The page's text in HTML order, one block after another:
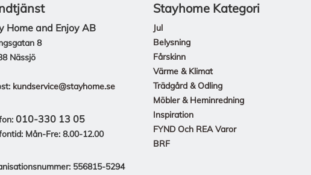
Home and Enjoy AB
8
Nässjö
kundservice@stayhome.se
010-330 13 05
Mån-Fre: 8.00-12.00
556815-5294
Stayhome Kategori
Jul
Belysning
Fårskinn
Värme & Klimat
Trädgård & Odling
Möbler & Heminredning
Inspiration
FYND Och REA Varor
BRF